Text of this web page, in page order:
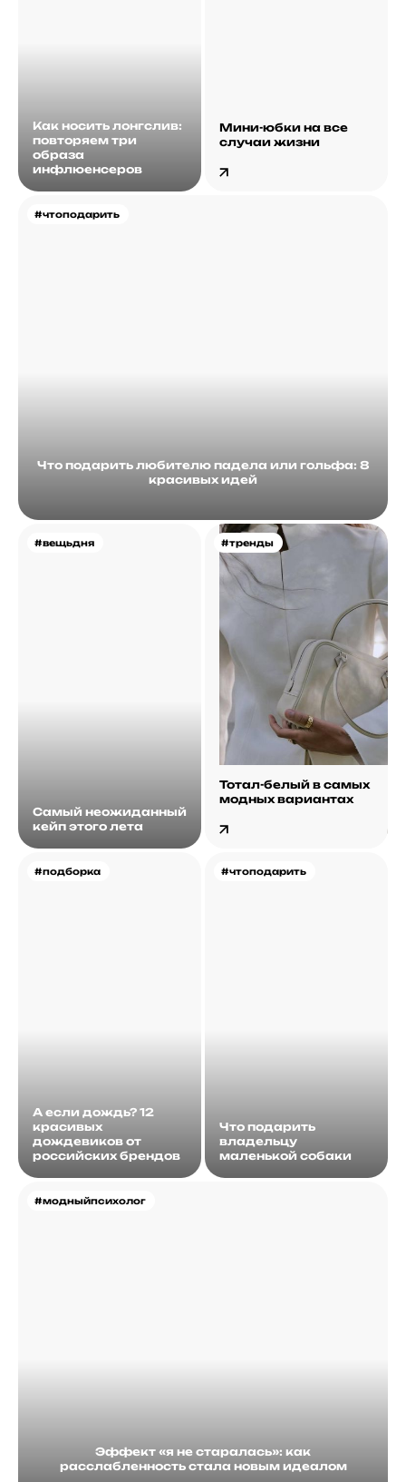
Как носить лонгслив:
повторяем три
образа
инфлюенсеров
#чтоподарить
Что подарить любителю падела или гольфа: 8
красивых идей
Мини-юбки на все
случаи жизни
#вещьдня
Самый неожиданный
кейп этого лета
#тренды
Тотал-белый в самых
модных вариантах
#подборка
А если дождь? 12
красивых
дождевиков от
российских брендов
#модныйпсихолог
Эффект «я не старалась»: как
расслабленность стала новым идеалом
#чтоподарить
Что подарить
владельцу
маленькой собаки